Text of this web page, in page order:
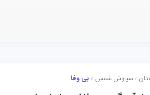
سیاوش شمس بی وفا